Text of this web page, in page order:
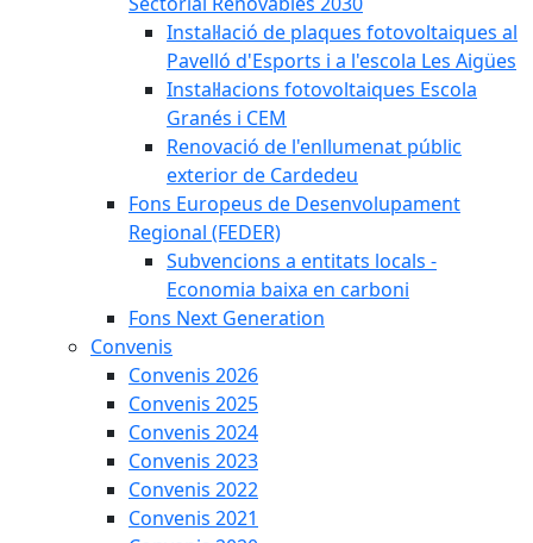
Instal·lació de plaques fotovoltaiques al
Pavelló d'Esports i a l'escola Les Aigües
Instal·lacions fotovoltaiques Escola
Granés i CEM
Renovació de l'enllumenat públic
exterior de Cardedeu
Fons Europeus de Desenvolupament
Regional (FEDER)
Subvencions a entitats locals -
Economia baixa en carboni
Fons Next Generation
Convenis
Convenis 2026
Convenis 2025
Convenis 2024
Convenis 2023
Convenis 2022
Convenis 2021